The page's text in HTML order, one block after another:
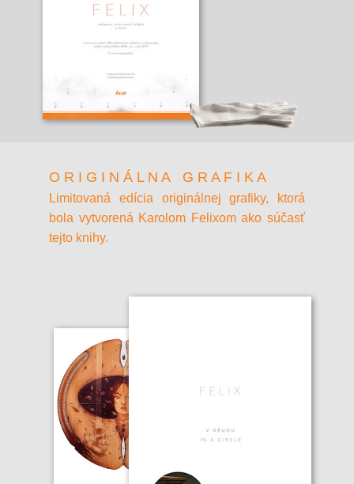
O R I G I N Á L N A G R A F I K A
Limitovaná edícia originálnej grafiky, ktorá
bola vytvorená Karolom Felixom ako súčasť
tejto knihy.